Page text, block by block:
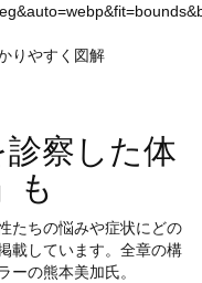
りやすく図解
察した体
も
たちの悩みや症状にどの
載しています。全章の構
ーの熊本美加氏。